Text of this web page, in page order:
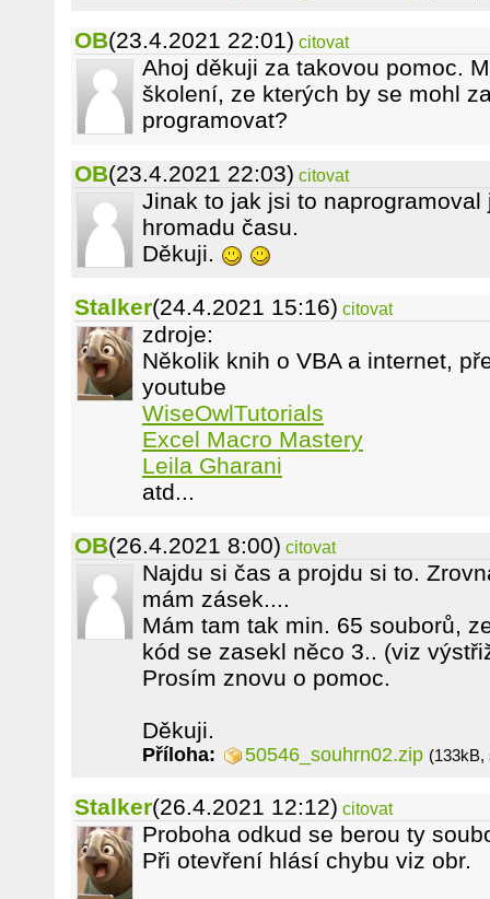
OB(23.4.2021 22:01) citovat
Ahoj děkuji za takovou pomoc.
školení, ze kterých by se mohl
programovat?
OB(23.4.2021 22:03) citovat
Jinak to jak jsi to
hromadu času.
Děkuji.
Stalker(24.4.2021 15:16) citovat
zdroje:
Několik knih o VBA a internet,
youtube
WiseOwlTutorials
Excel Macro Mastery
Leila Gharani
atd...
OB(26.4.2021 8:00) citovat
Najdu si čas a projdu si to.
mám zásek....
Mám tam tak min. 65 souborů,
kód se zasekl něco 3.. (viz
Prosím znovu o pomoc.
Děkuji.
Příloha: 50546_souhrn02.zip (133kB,
Stalker(26.4.2021 12:12) citovat
Proboha odkud se berou ty
Při otevření hlásí chybu viz obr.